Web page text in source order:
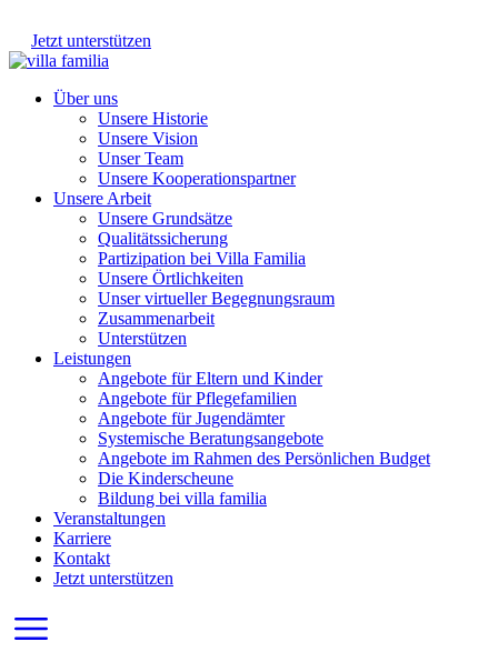
Jetzt unterstützen
Über uns
Unsere Historie
Unsere Vision
Unser Team
Unsere Kooperationspartner
Unsere Arbeit
Unsere Grundsätze
Qualitätssicherung
Partizipation bei Villa Familia
Unsere Örtlichkeiten
Unser virtueller Begegnungsraum
Zusammenarbeit
Unterstützen
Leistungen
Angebote für Eltern und Kinder
Angebote für Pflegefamilien
Angebote für Jugendämter
Systemische Beratungsangebote
Angebote im Rahmen des Persönlichen Budget
Die Kinderscheune
Bildung bei villa familia
Veranstaltungen
Karriere
Kontakt
Jetzt unterstützen